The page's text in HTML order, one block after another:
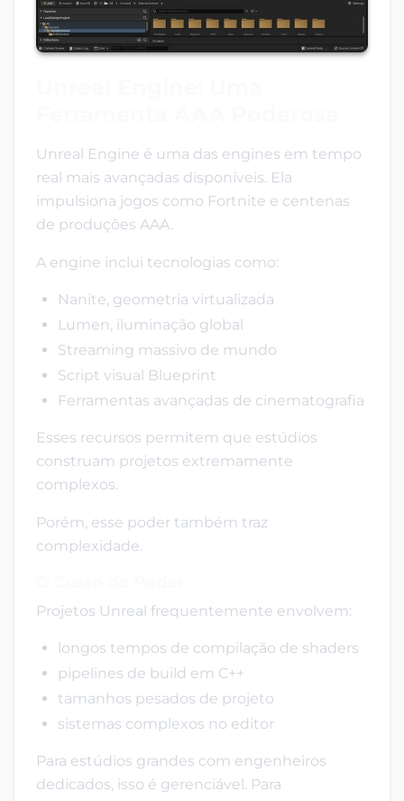
Unreal Engine é uma das engines em tempo
real mais avançadas disponíveis. Ela
impulsiona jogos como Fortnite e centenas
de produções AAA.
A engine inclui tecnologias como:
Nanite, geometria virtualizada
Lumen, iluminação global
Streaming massivo de mundo
Script visual Blueprint
Ferramentas avançadas de cinematografia
Esses recursos permitem que estúdios
construam projetos extremamente
complexos.
Porém, esse poder também traz
complexidade.
Projetos Unreal frequentemente envolvem:
longos tempos de compilação de shaders
pipelines de build em C++
tamanhos pesados de projeto
sistemas complexos no editor
Para estúdios grandes com engenheiros
dedicados, isso é gerenciável. Para